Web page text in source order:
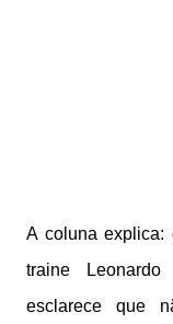
A coluna explica:
traine
esclarece que